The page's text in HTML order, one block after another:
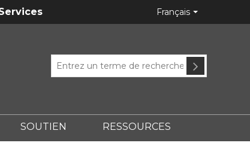
Français
SOUTIEN RESSOURCES